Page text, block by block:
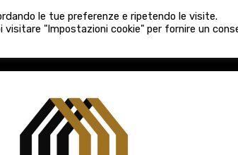
VENDITA LOCAZIONI ATTIVITÀ
080 3759025
le tue preferenze e ripetendo le visite.
"Impostazioni cookie" per fornire un